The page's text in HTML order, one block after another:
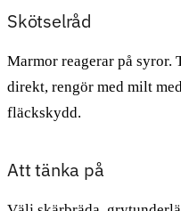
Skötselråd
Marmor reagerar på
direkt, rengör med milt
fläckskydd.
Att tänka på